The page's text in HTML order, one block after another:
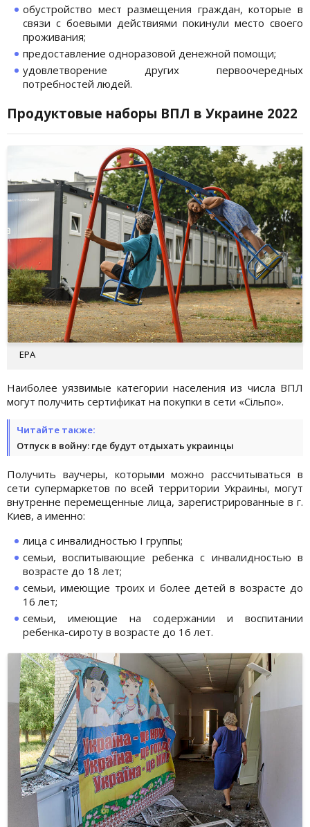
обустройство мест размещения граждан, которые в
связи с боевыми действиями покинули место своего
проживания;
предоставление одноразовой денежной помощи;
удовлетворение других первоочередных
потребностей людей.
Продуктовые наборы ВПЛ в Украине 2022
EPA
Наиболее уязвимые категории населения из числа ВПЛ
могут получить сертификат на покупки в сети «Сільпо».
Читайте также:
Отпуск в войну: где будут отдыхать украинцы
Получить ваучеры, которыми можно рассчитываться в
сети супермаркетов по всей территории Украины, могут
внутренне перемещенные лица, зарегистрированные в г.
Киев, а именно:
лица с инвалидностью I группы;
семьи, воспитывающие ребенка с инвалидностью в
возрасте до 18 лет;
семьи, имеющие троих и более детей в возрасте до
16 лет;
семьи, имеющие на содержании и воспитании
ребенка-сироту в возрасте до 16 лет.